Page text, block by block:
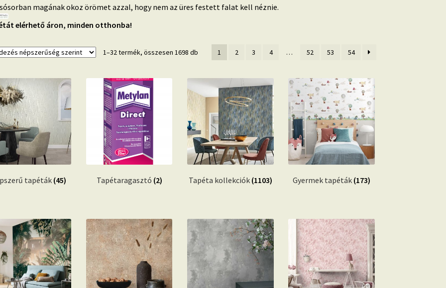
magának okoz örömet azzal, hogy nem az üres festett falat kell néznie.
elérhető áron, minden otthonba!
1–32 termék, összesen 1698 dbSorted1 2 3 4 … 52 53 54
tapéták(45) Tapétaragasztó (2) Tapéta kollekciók (1103) Gyermek tapéták (173)